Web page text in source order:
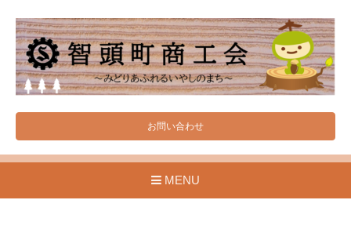
お問い合わせ
MENU